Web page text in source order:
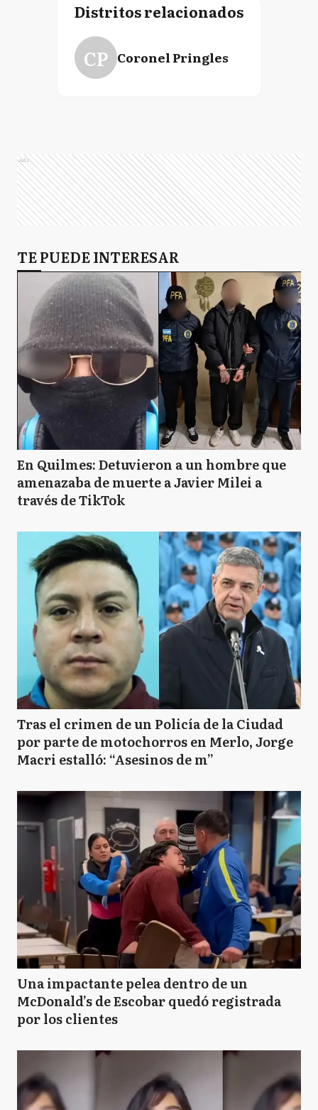
Distritos relacionados
CP Coronel Pringles
Ads
TE PUEDE INTERESAR
En Quilmes: Detuvieron a un hombre que
amenazaba de muerte a Javier Milei a
través de TikTok
Tras el crimen de un Policía de la Ciudad
por parte de motochorros en Merlo, Jorge
Macri estalló: “Asesinos de m”
Una impactante pelea dentro de un
McDonald’s de Escobar quedó registrada
por los clientes